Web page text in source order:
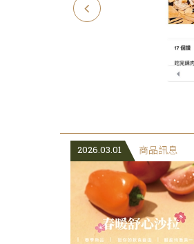
2026.03.01 商品訊息